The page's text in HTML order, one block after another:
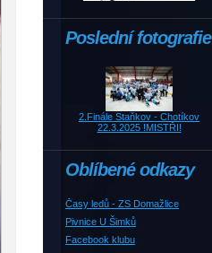
Poslední fotografie
2.Finále Staňkov - Chotíkov
22.3.2025 !MISTŘI!
Oblíbené odkazy
Časy ledů - ZS Domažlice
Pivnice U Šimků
Facebook klubu